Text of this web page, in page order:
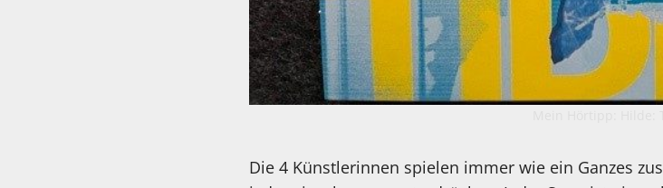
Die 4 Künstlerinnen spielen immer wie ein Ganzes